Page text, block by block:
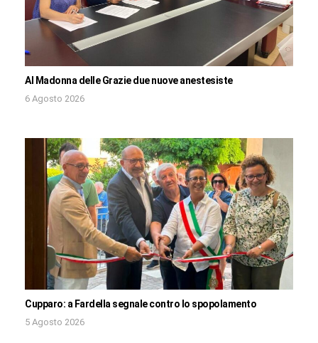
Al Madonna delle Grazie due nuove anestesiste
6 Agosto 2026
Cupparo: a Fardella segnale contro lo spopolamento
5 Agosto 2026